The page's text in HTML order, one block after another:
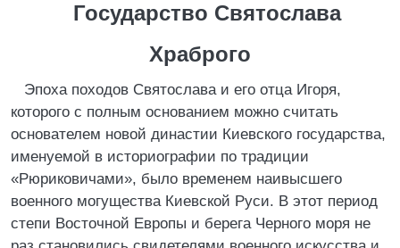
Государство Святослава
Храброго
Эпоха походов Святослава и его отца Игоря,
которого с полным основанием можно считать
основателем новой династии Киевского государства,
именуемой в историографии по традиции
«Рюриковичами», было временем наивысшего
военного могущества Киевской Руси. В этот период
степи Восточной Европы и берега Черного моря не